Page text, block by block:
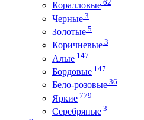
Коралловые 62
Черные 3
Золотые 5
Коричневые 3
Алые 147
Бордовые 147
Бело-розовые 36
Яркие 779
Серебряные 3